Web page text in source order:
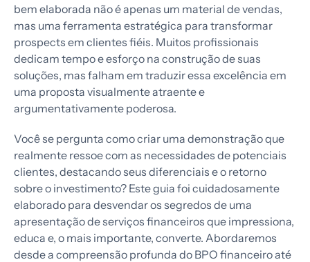
bem elaborada não é apenas um material de vendas,
mas uma ferramenta estratégica para transformar
prospects em clientes fiéis. Muitos profissionais
dedicam tempo e esforço na construção de suas
soluções, mas falham em traduzir essa excelência em
uma proposta visualmente atraente e
argumentativamente poderosa.
Você se pergunta como criar uma demonstração que
realmente ressoe com as necessidades de potenciais
clientes, destacando seus diferenciais e o retorno
sobre o investimento? Este guia foi cuidadosamente
elaborado para desvendar os segredos de uma
apresentação de serviços financeiros que impressiona,
educa e, o mais importante, converte. Abordaremos
desde a compreensão profunda do BPO financeiro até